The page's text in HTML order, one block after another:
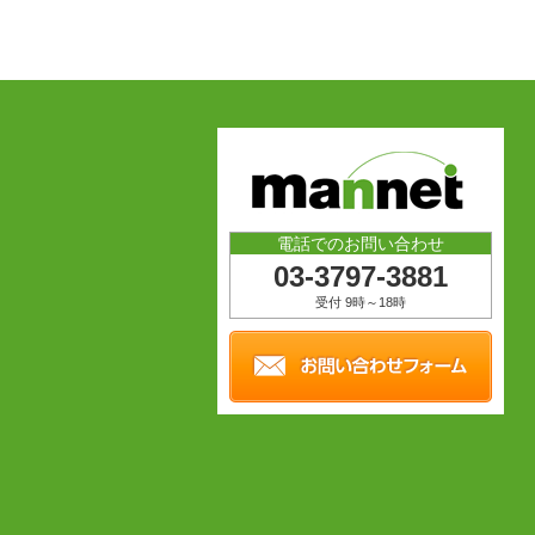
電話でのお問い合わせ
03-3797-3881
受付 9時～18時